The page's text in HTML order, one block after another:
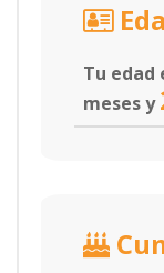
Tu edad
meses y